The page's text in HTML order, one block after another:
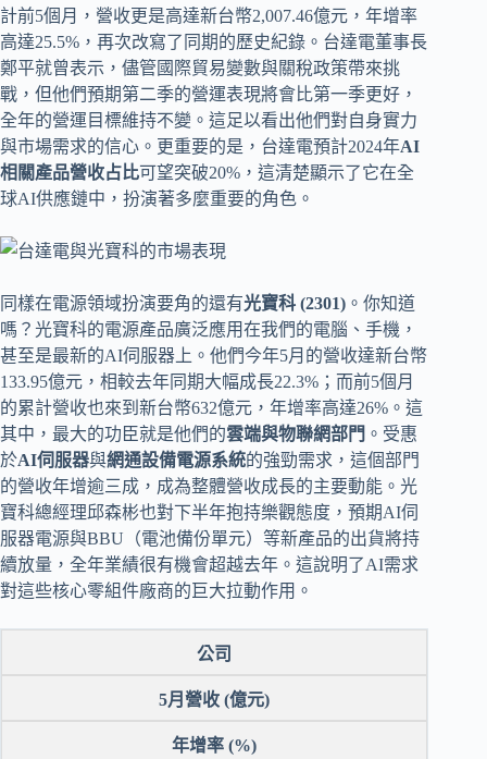
計前5個月，營收更是高達新台幣2,007.46億元，年增率
高達25.5%，再次改寫了同期的歷史紀錄。台達電董事長
鄭平就曾表示，儘管國際貿易變數與關稅政策帶來挑
戰，但他們預期第二季的營運表現將會比第一季更好，
全年的營運目標維持不變。這足以看出他們對自身實力
與市場需求的信心。更重要的是，台達電預計2024年AI
相關產品營收占比可望突破20%，這清楚顯示了它在全
球AI供應鏈中，扮演著多麼重要的角色。
同樣在電源領域扮演要角的還有光寶科 (2301) 。你知道
嗎？光寶科的電源產品廣泛應用在我們的電腦、手機，
甚至是最新的AI伺服器上。他們今年5月的營收達新台幣
133.95億元，相較去年同期大幅成長22.3%；而前5個月
的累計營收也來到新台幣632億元，年增率高達26%。這
其中，最大的功臣就是他們的雲端與物聯網部門 。受惠
於AI伺服器與網通設備電源系統的強勁需求，這個部門
的營收年增逾三成，成為整體營收成長的主要動能。光
寶科總經理邱森彬也對下半年抱持樂觀態度，預期AI伺
服器電源與BBU（電池備份單元）等新產品的出貨將持
續放量，全年業績很有機會超越去年。這說明了AI需求
對這些核心零組件廠商的巨大拉動作用。
公司
5月營收 (億元)
年增率 (%)